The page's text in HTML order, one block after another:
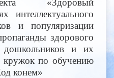
интеллектуального
и популяризации
здорового
дошкольников и их
кружок по обучению
конем»